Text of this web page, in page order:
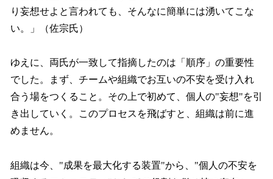
り妄想せよと言われても、そんなに簡単には湧いてこな
い。」（佐宗氏）
ゆえに、両氏が一致して指摘したのは「順序」の重要性
でした。まず、チームや組織でお互いの不安を受け入れ
合う場をつくること。その上で初めて、個人の"妄想"を引
き出していく。このプロセスを飛ばすと、組織は前に進
めません。
組織は今、"成果を最大化する装置"から、"個人の不安を